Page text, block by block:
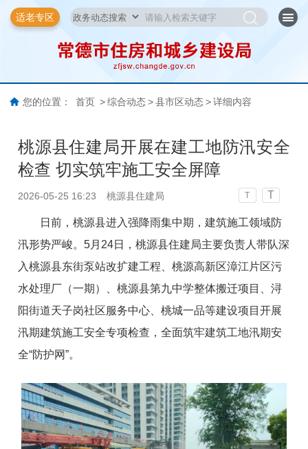
适老专区
您的位置： 首页 > 综合动态 > 县市区动态 > 详细内容
桃源县住建局开展在建工地防汛安全
检查 切实筑牢施工安全屏障
2026-05-25 16:23 桃源县住建局 T T
日前 ，桃源县进入强降雨集中期，建筑施工领域防
汛形势严峻。5月24日，桃源县住建局主要负责人带队深
入桃源县东街泵站改扩建工程、桃源高新区漳江片区污
水处理厂（一期）、桃源县第九中学整体搬迁项目
、浔
阳街道天子岗社区服务中心 、桃城一品等建设项目开展
汛期建筑施工安全专项检查，全面筑牢建筑工地汛期安
全“防护网”。